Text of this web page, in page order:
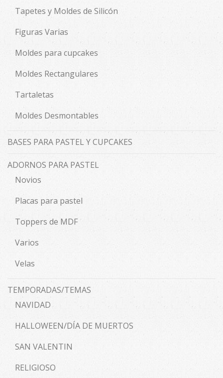
Tapetes y Moldes de Silicón
Figuras Varias
Moldes para cupcakes
Moldes Rectangulares
Tartaletas
Moldes Desmontables
BASES PARA PASTEL Y CUPCAKES
ADORNOS PARA PASTEL
Novios
Placas para pastel
Toppers de MDF
Varios
Velas
TEMPORADAS/TEMAS
NAVIDAD
HALLOWEEN/DÍA DE MUERTOS
SAN VALENTIN
RELIGIOSO